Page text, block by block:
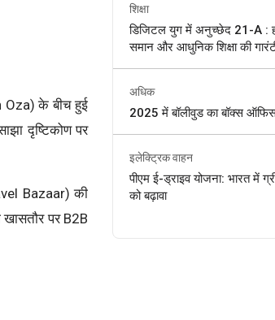
Oza) के बीच हुई
दृष्टिकोण पर
Bazaar) की
पर B2B
शिक्षा
डिजिटल युग में अनुच्छेद 21-A :
समान और आधुनिक शिक्षा की
अधिक
2025 में बॉलीवुड का बॉक्स
इलेक्ट्रिक वाहन
पीएम ई-ड्राइव योजना: भारत में
को बढ़ावा